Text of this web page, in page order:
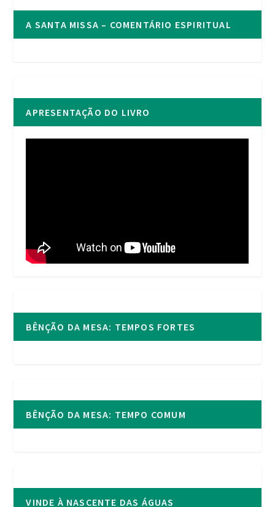
A SANTA MISSA – COMENTÁRIO ESPIRITUAL
APRESENTAÇÃO DO LIVRO
BÊNÇÃO DA MESA: TEMPOS FORTES
BÊNÇÃO DA MESA: TEMPO COMUM
VINDE À NASCENTE DAS ÁGUAS